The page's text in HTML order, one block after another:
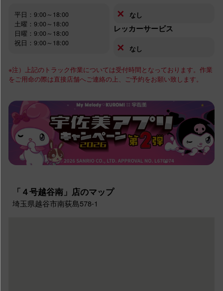
平日：9:00～18:00
土曜：9:00～18:00
日曜：9:00～18:00
祝日：9:00～18:00
✕ なし
レッカーサービス
✕ なし
※注）上記のトラック作業については受付時間となっております。作業
をご用命の際は直接店舗へご連絡の上、ご予約をお願い致します。
「４号越谷南」店のマップ
埼玉県越谷市南荻島578-1